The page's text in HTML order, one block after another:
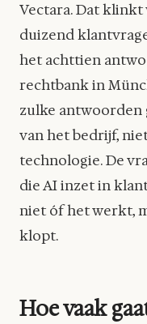
Vectara. Dat klinkt
duizend
het achttien
rechtbank in
zulke antwoorden
van het bedrijf,
technologie. De
die AI inzet in
niet óf het werkt,
klopt.
Hoe vaak